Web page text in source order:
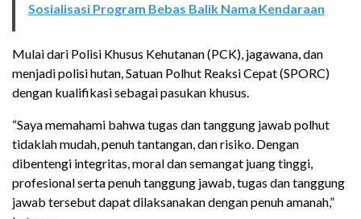
Sosialisasi Program Bebas Balik Nama Kendaraan
Mulai dari Polisi Khusus Kehutanan (PCK), jagawana, dan
menjadi polisi hutan, Satuan Polhut Reaksi Cepat (SPORC)
dengan kualifikasi sebagai pasukan khusus.
“Saya memahami bahwa tugas dan tanggung jawab polhut
tidaklah mudah, penuh tantangan, dan risiko. Dengan
dibentengi integritas, moral dan semangat juang tinggi,
profesional serta penuh tanggung jawab, tugas dan tanggung
jawab tersebut dapat dilaksanakan dengan penuh amanah,”